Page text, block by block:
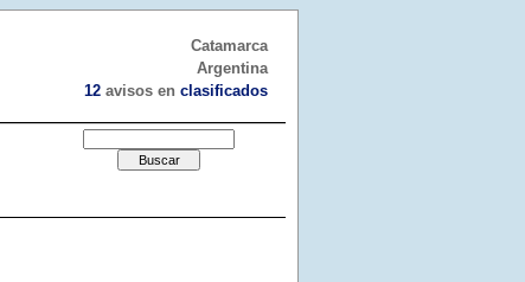
Catamarca
Argentina
12 avisos en clasificados